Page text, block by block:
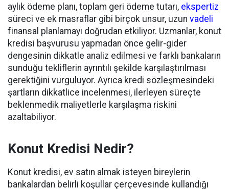
aylık ödeme planı, toplam geri ödeme tutarı, ekspertiz
süreci ve ek masraflar gibi birçok unsur, uzun vadeli
finansal planlamayı doğrudan etkiliyor. Uzmanlar, konut
kredisi başvurusu yapmadan önce gelir-gider
dengesinin dikkatle analiz edilmesi ve farklı bankaların
sunduğu tekliflerin ayrıntılı şekilde karşılaştırılması
gerektiğini vurguluyor. Ayrıca kredi sözleşmesindeki
şartların dikkatlice incelenmesi, ilerleyen süreçte
beklenmedik maliyetlerle karşılaşma riskini
azaltabiliyor.
Konut Kredisi Nedir?
Konut kredisi, ev satın almak isteyen bireylerin
bankalardan belirli koşullar çerçevesinde kullandığı